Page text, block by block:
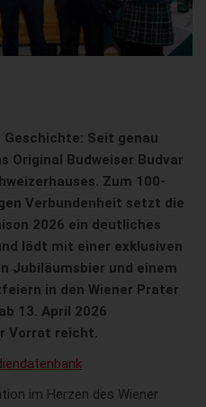
Seit genau
Original Budweiser Budvar
Zum 100-
Verbundenheit setzt die
2026 ein deutliches
lädt mit einer exklusiven
Jubiläumsbier und einem
in den Wiener Prater
13. April 2026
Vorrat reicht.
im Herzen des Wiener